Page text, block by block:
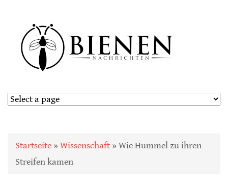
Sie sind hier
Startseite » Wissenschaft » Wie Hummel zu ihren
Streifen kamen